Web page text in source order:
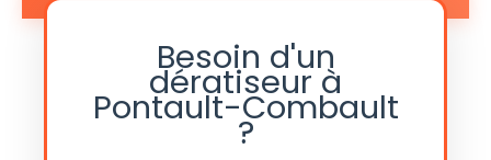
Besoin d'un
dératiseur à
Pontault-Combault
?